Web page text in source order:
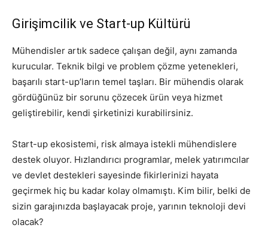
Girişimcilik ve Start-up Kültürü
Mühendisler artık sadece çalışan değil, aynı zamanda
kurucular. Teknik bilgi ve problem çözme yetenekleri,
başarılı start-up’ların temel taşları. Bir mühendis olarak
gördüğünüz bir sorunu çözecek ürün veya hizmet
geliştirebilir, kendi şirketinizi kurabilirsiniz.
Start-up ekosistemi, risk almaya istekli mühendislere
destek oluyor. Hızlandırıcı programlar, melek yatırımcılar
ve devlet destekleri sayesinde fikirlerinizi hayata
geçirmek hiç bu kadar kolay olmamıştı. Kim bilir, belki de
sizin garajınızda başlayacak proje, yarının teknoloji devi
olacak?